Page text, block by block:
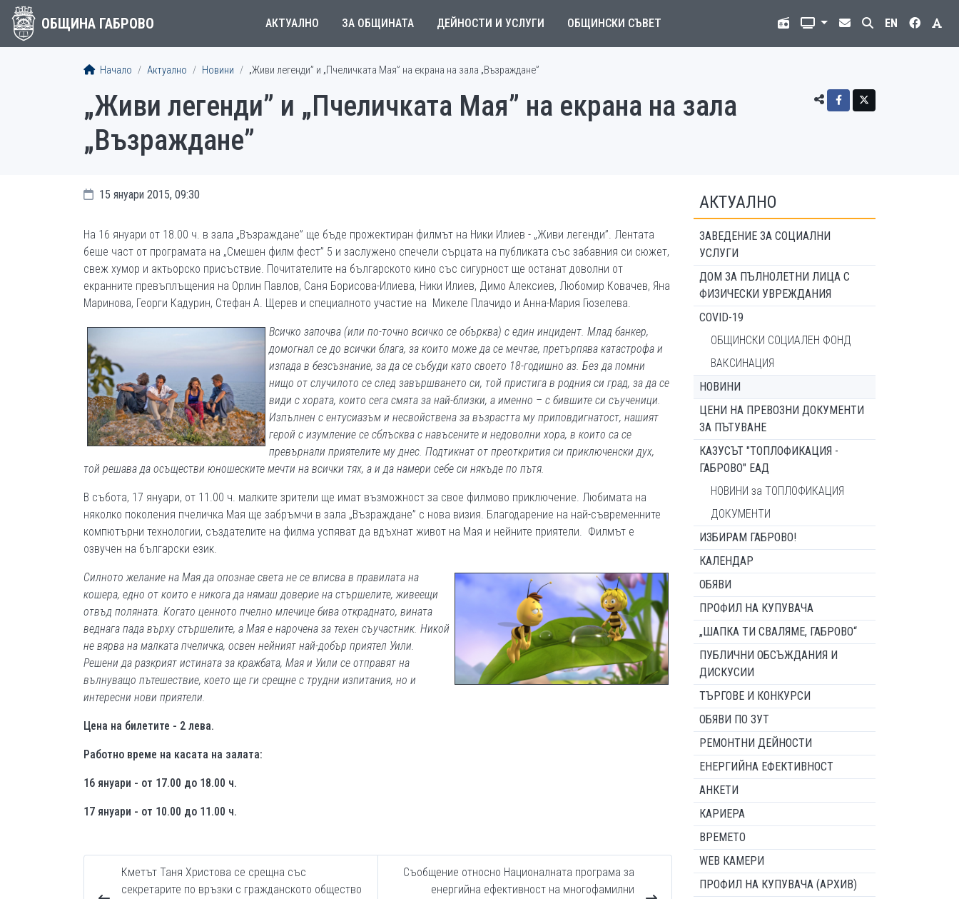
ОБЩИНА ГАБРОВО АКТУАЛНО ЗА ОБЩИНАТА ДЕЙНОСТИ И УСЛУГИ ОБЩИНСКИ СЪВЕТ EN
Начало Актуално Новини „Живи легенди” и „Пчеличката Мая” на екрана на зала „Възраждане”
„Живи легенди” и „Пчеличката Мая” на екрана на зала
„Възраждане”
15 януари 2015, 09:30
На 16 януари от 18.00 ч. в зала „Възраждане” ще бъде прожектиран филмът на Ники Илиев - „Живи легенди”. Лентата
беше част от програмата на „Смешен филм фест” 5 и заслужено спечели сърцата на публиката със забавния си сюжет,
свеж хумор и актьорско присъствие. Почитателите на българското кино със сигурност ще останат доволни от
екранните превъплъщения на Орлин Павлов, Саня Борисова-Илиева, Ники Илиев, Димо Алексиев, Любомир Ковачев, Яна
Маринова, Георги Кадурин, Стефан А. Щерев и специалното участие на Микеле Плачидо и Анна-Мария Гюзелева.
Всичко започва (или по-точно всичко се обърква) с един инцидент. Млад банкер,
домогнал се до всички блага, за които може да се мечтае, претърпява катастрофа и
изпада в безсъзнание, за да се събуди като своето 18-годишно аз. Без да помни
нищо от случилото се след завършването си, той пристига в родния си град, за да се
види с хората, които сега смята за най-близки, а именно – с бившите си съученици.
Изпълнен с ентусиазъм и несвойствена за възрастта му приповдигнатост, нашият
герой с изумление се сблъсква с навъсените и недоволни хора, в които са се
превърнали приятелите му днес. Подтикнат от преоткрития си приключенски дух,
той решава да осъществи юношеските мечти на всички тях, а и да намери себе си някъде по пътя.
В събота, 17 януари, от 11.00 ч. малките зрители ще имат възможност за свое филмово приключение. Любимата на
няколко поколения пчеличка Мая ще забръмчи в зала „Възраждане” с нова визия. Благодарение на най-съвременните
компютърни технологии, създателите на филма успяват да вдъхнат живот на Мая и нейните приятели. Филмът е
озвучен на български език.
Силното желание на Мая да опознае света не се вписва в правилата на
кошера, едно от които е никога да нямаш доверие на стършелите, живеещи
отвъд поляната. Когато ценното пчелно млечице бива откраднато, вината
веднага пада върху стършелите, а Мая е нарочена за техен съучастник. Никой
не вярва на малката пчеличка, освен нейният най-добър приятел Уили.
Решени да разкрият истината за кражбата, Мая и Уили се отправят на
вълнуващо пътешествие, което ще ги срещне с трудни изпитания, но и
интересни нови приятели.
Цена на билетите - 2 лева.
Работно време на касата на залата:
16 януари - от 17.00 до 18.00 ч.
17 януари - от 10.00 до 11.00 ч.
Кметът Таня Христова се срещна със
секретарите по връзки с гражданското общество
Съобщение относно Националната програма за
енергийна ефективност на многофамилни
АКТУАЛНО
ЗАВЕДЕНИЕ ЗА СОЦИАЛНИ
УСЛУГИ
ДОМ ЗА ПЪЛНОЛЕТНИ ЛИЦА С
ФИЗИЧЕСКИ УВРЕЖДАНИЯ
COVID-19
ОБЩИНСКИ СОЦИАЛЕН ФОНД
ВАКСИНАЦИЯ
НОВИНИ
ЦЕНИ НА ПРЕВОЗНИ ДОКУМЕНТИ
ЗА ПЪТУВАНЕ
КАЗУСЪТ "ТОПЛОФИКАЦИЯ -
ГАБРОВО" ЕАД
НОВИНИ за ТОПЛОФИКАЦИЯ
ДОКУМЕНТИ
ИЗБИРАМ ГАБРОВО!
КАЛЕНДАР
ОБЯВИ
ПРОФИЛ НА КУПУВАЧА
„ШАПКА ТИ СВАЛЯМЕ, ГАБРОВО“
ПУБЛИЧНИ ОБСЪЖДАНИЯ И
ДИСКУСИИ
ТЪРГОВЕ И КОНКУРСИ
ОБЯВИ ПО ЗУТ
РЕМОНТНИ ДЕЙНОСТИ
ЕНЕРГИЙНА ЕФЕКТИВНОСТ
АНКЕТИ
КАРИЕРА
ВРЕМЕТО
WEB КАМЕРИ
ПРОФИЛ НА КУПУВАЧА (АРХИВ)